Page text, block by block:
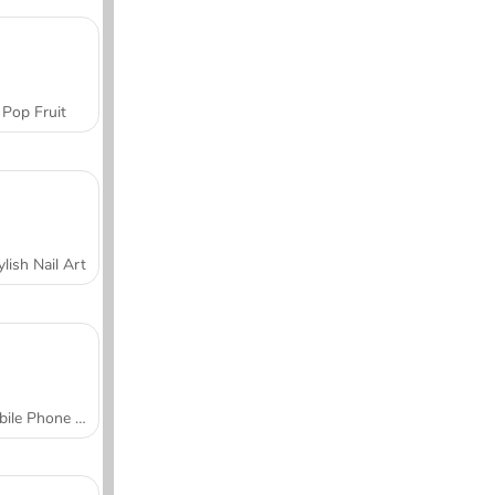
Pop Fruit
Nail Art
Mobile Phone Case Design & DIY